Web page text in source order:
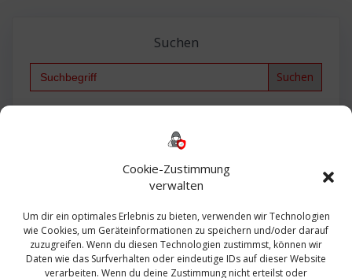
Cookie-Zustimmung
verwalten
Um dir ein optimales Erlebnis zu bieten, verwenden wir Technologien
wie Cookies, um Geräteinformationen zu speichern und/oder darauf
zuzugreifen. Wenn du diesen Technologien zustimmst, können wir
Daten wie das Surfverhalten oder eindeutige IDs auf dieser Website
verarbeiten. Wenn du deine Zustimmung nicht erteilst oder
Suchen
Search
Bautagebuch
Exchange firewall Fritzbox
Microsoft
Sanierung SBS Security Server Sicherheit
Sicherung SIEM Sophos SSL Ubuntu
Update Upgrade UTM VCenter VCSA Veeam